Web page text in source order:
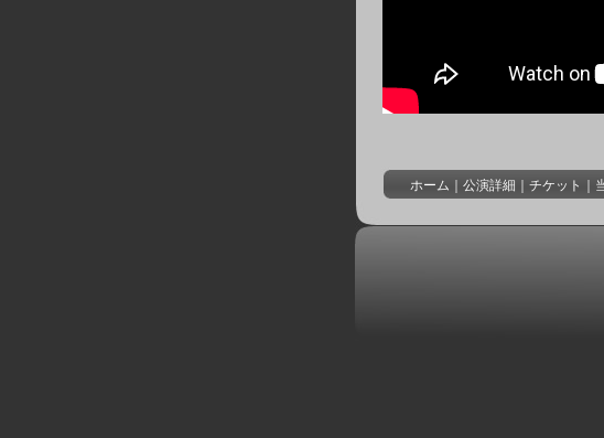
ホーム 公演詳細 チケット